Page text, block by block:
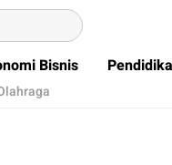
Bisnis